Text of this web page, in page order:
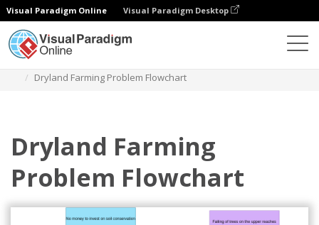
Visual Paradigm Online Visual Paradigm Desktop
Dryland Farming Problem Flowchart
Dryland Farming
Problem Flowchart